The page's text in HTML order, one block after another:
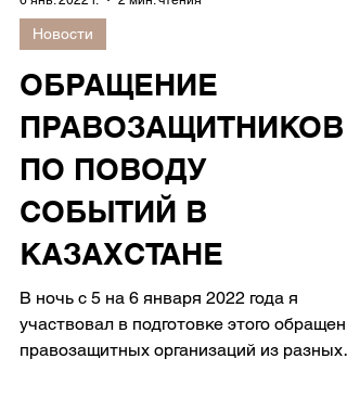
6 янв. 2022 г.
Новости
ОБРАЩЕНИЕ
ПРАВОЗАЩИТНИКОВ
ПО ПОВОДУ
СОБЫТИЙ В
КАЗАХСТАНЕ
В ночь с 5 на 6 января 2022 года я